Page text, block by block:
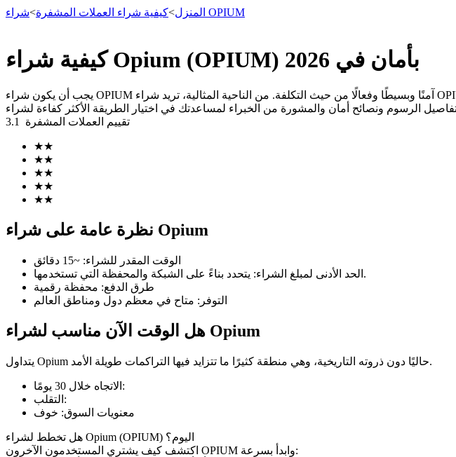
العقود الآجلة
العقود الآجلة باستخدام USDT كضمان
العقود الآجلة لـ COIN-M
العقود الآجلة للعملات المشفرة
المنزل>كيفية شراء العملات المشفرة> شراء OPIUM
كيفية شراء Opium (OPIUM) بأمان في 2026
يجب أن يكون شراء OPIUM آمنًا وبسيطًا وفعالًا من حيث التكلفة. من الناحية المثالية، تريد شراء OPIUM برسوم منخفضة قدر الإمكان. في هذا الدليل، سنوضح لك كيفية شراء OPIUM على منصة تداول عملات
تقييم العملات المشفرة
3.1
★★
★★
★★
★★
★★
نظرة عامة على شراء Opium
الوقت المقدر للشراء: ~15 دقائق
الحد الأدنى لمبلغ الشراء:
يتحدد بناءً على الشبكة والمحفظة التي تستخدمها.
طرق الدفع: محفظة رقمية
التوفر : متاح في معظم دول ومناطق العالم
هل الوقت الآن مناسب لشراء Opium
يتداول Opium حاليًا دون ذروته التاريخية، وهي منطقة كثيرًا ما تتزايد فيها التراكمات طويلة الأمد.
الاتجاه خلال 30 يومًا :
التقلب :
معنويات السوق: خوف
هل تخطط لشراء Opium (OPIUM) اليوم؟
اكتشف كيف يشتري المستخدمون الآخرون OPIUM وابدأ بسرعة: